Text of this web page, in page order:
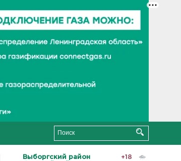
Выборгский район
+18